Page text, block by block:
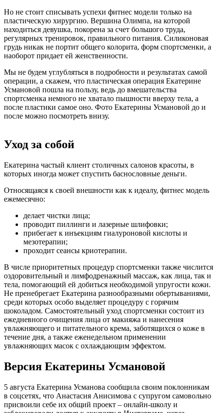
Но не стоит списывать успехи фитнес модели только на
пластическую хирургию. Вершина Олимпа, на которой
находиться девушка, покорена за счет большого труда,
регулярных тренировок, правильного питания. Силиконовая
грудь никак не портит общего колорита, форм спортсменки, а
наоборот придает ей женственности.
Мы не будем углубляться в подробности и результатах самой
операции, а скажем, что пластическая операция Екатерине
Усмановой пошла на пользу, ведь до вмешательства
спортсменка немного не хватало пышности вверху тела, а
после пластики самое оно. Фото Екатерины Усмановой до и
после можно посмотреть внизу.
Уход за собой
Екатерина частый клиент столичных салонов красоты, в
которых иногда может спустить баснословные деньги.
Относящаяся к своей внешности как к идеалу, фитнес модель
ежемесячно:
делает чистки лица;
проводит пиллинги и лазерные шлифовки;
прибегает к инъекциям гиалуроновой кислоты и
мезотерапии;
проходит сеансы криотерапии.
В числе приоритетных процедур спортсменки также числится
оздоровительный и лимфодренажный массаж, как лица, так и
тела, помогающий ей добиться необходимой упругости кожи.
Не пренебрегает Екатерина разнообразными обертываниями,
среди которых особо выделяет процедуру с горячим
шоколадом. Самостоятельный уход спортсменки состоит из
ежедневного очищения лица от макияжа и нанесения
увлажняющего и питательного крема, заботящихся о коже в
течение дня, а также еженедельном применении
увлажняющих масок с охлаждающим эффектом.
Версия Екатерины Усмановой
5 августа Екатерина Усманова сообщила своим поклонникам
в соцсетях, что Анастасия Анисимова с супругом самовольно
присвоили себе их общий проект – онлайн-школу и